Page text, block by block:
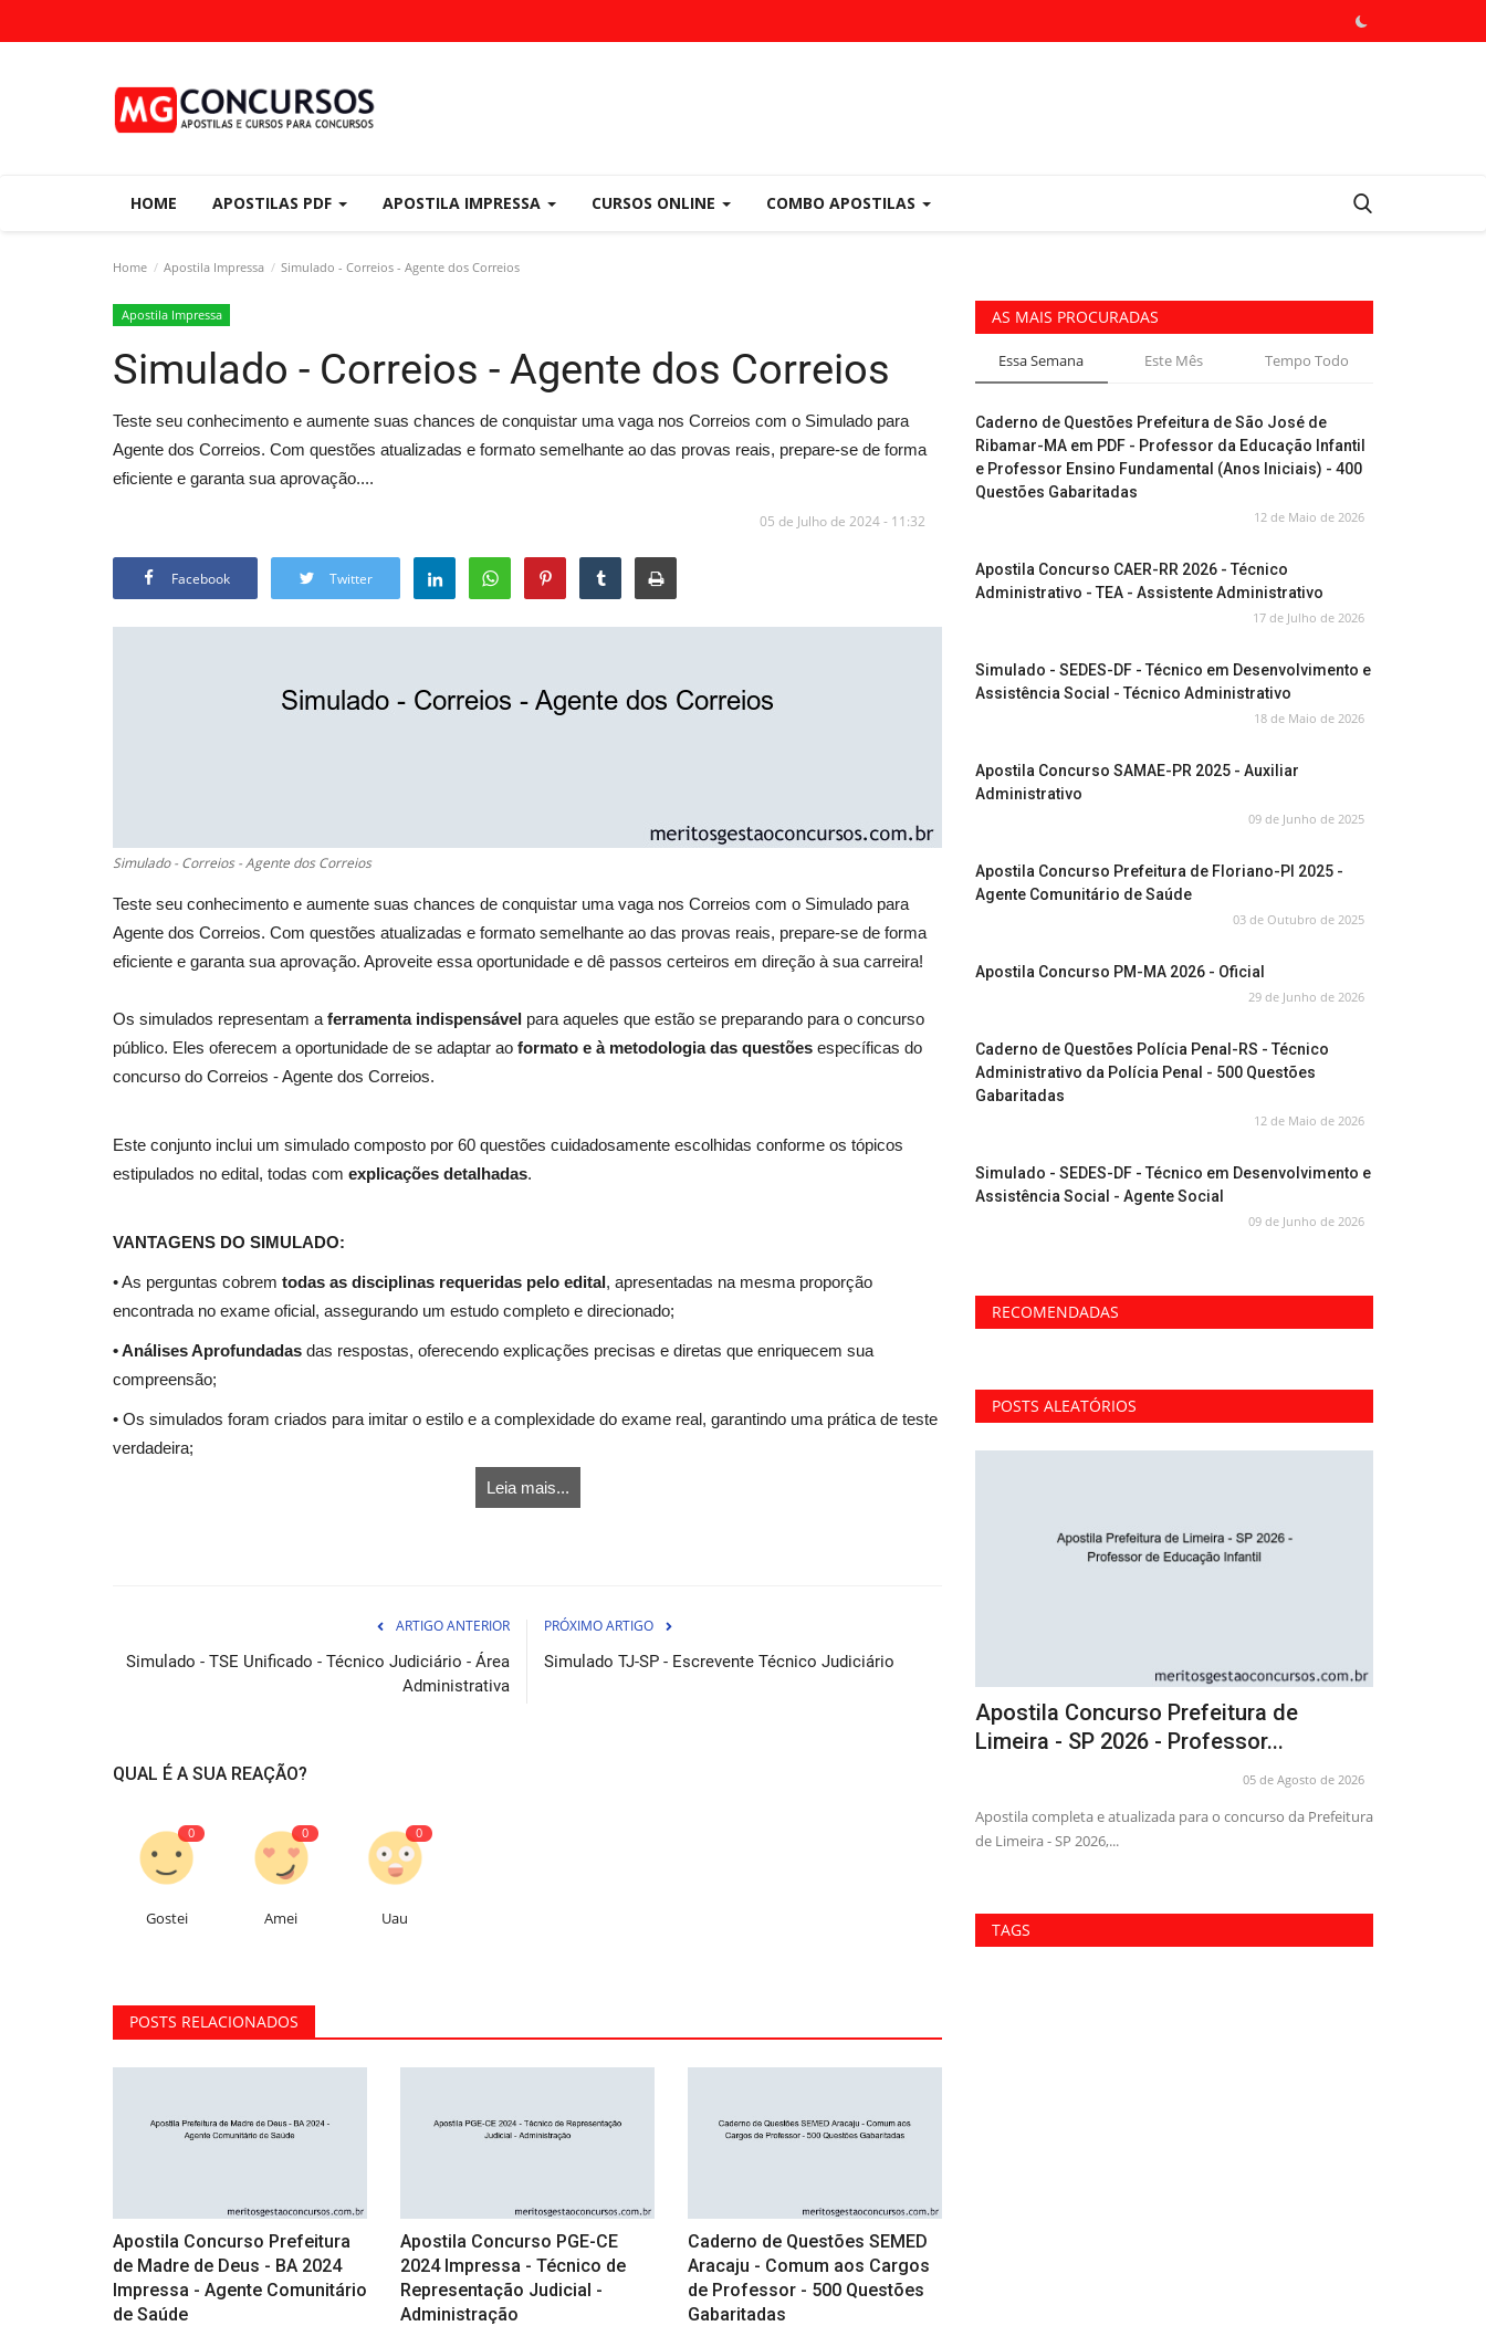
HOME APOSTILAS PDF APOSTILA IMPRESSA CURSOS ONLINE COMBO APOSTILAS
Home Apostila Impressa Simulado - Correios - Agente dos Correios
Apostila Impressa
Simulado - Correios - Agente dos Correios
Teste seu conhecimento e aumente suas chances de conquistar uma vaga nos Correios com o Simulado para
Agente dos Correios. Com questões atualizadas e formato semelhante ao das provas reais, prepare-se de forma
eficiente e garanta sua aprovação....
05 de Julho de 2024 - 11:32
Facebook Twitter
Simulado - Correios - Agente dos Correios
Teste seu conhecimento e aumente suas chances de conquistar uma vaga nos Correios com o Simulado para
Agente dos Correios. Com questões atualizadas e formato semelhante ao das provas reais, prepare-se de forma
eficiente e garanta sua aprovação. Aproveite essa oportunidade e dê passos certeiros em direção à sua carreira!
Os simulados representam a ferramenta indispensável para aqueles que estão se preparando para o concurso
público. Eles oferecem a oportunidade de se adaptar ao formato e à metodologia das questões específicas do
concurso do Correios - Agente dos Correios.
Este conjunto inclui um simulado composto por 60 questões cuidadosamente escolhidas conforme os tópicos
estipulados no edital, todas com explicações detalhadas.
VANTAGENS DO SIMULADO:
• As perguntas cobrem todas as disciplinas requeridas pelo edital, apresentadas na mesma proporção
encontrada no exame oficial, assegurando um estudo completo e direcionado;
• Análises Aprofundadas das respostas, oferecendo explicações precisas e diretas que enriquecem sua
compreensão;
• Os simulados foram criados para imitar o estilo e a complexidade do exame real, garantindo uma prática de teste
verdadeira;
Leia mais...
ARTIGO ANTERIOR
Simulado - TSE Unificado - Técnico Judiciário - Área
Administrativa
PRÓXIMO ARTIGO
Simulado TJ-SP - Escrevente Técnico Judiciário
QUAL É A SUA REAÇÃO?
0
Gostei
0
Amei
0
Uau
POSTS RELACIONADOS
Apostila Concurso Prefeitura
de Madre de Deus - BA 2024
Impressa - Agente Comunitário
de Saúde
Apostila Concurso PGE-CE
2024 Impressa - Técnico de
Representação Judicial -
Administração
Caderno de Questões SEMED
Aracaju - Comum aos Cargos
de Professor - 500 Questões
Gabaritadas
AS MAIS PROCURADAS
Essa Semana Este Mês Tempo Todo
Caderno de Questões Prefeitura de São José de
Ribamar-MA em PDF - Professor da Educação Infantil
e Professor Ensino Fundamental (Anos Iniciais) - 400
Questões Gabaritadas
12 de Maio de 2026
Apostila Concurso CAER-RR 2026 - Técnico
Administrativo - TEA - Assistente Administrativo
17 de Julho de 2026
Simulado - SEDES-DF - Técnico em Desenvolvimento e
Assistência Social - Técnico Administrativo
18 de Maio de 2026
Apostila Concurso SAMAE-PR 2025 - Auxiliar
Administrativo
09 de Junho de 2025
Apostila Concurso Prefeitura de Floriano-PI 2025 -
Agente Comunitário de Saúde
03 de Outubro de 2025
Apostila Concurso PM-MA 2026 - Oficial
29 de Junho de 2026
Caderno de Questões Polícia Penal-RS - Técnico
Administrativo da Polícia Penal - 500 Questões
Gabaritadas
12 de Maio de 2026
Simulado - SEDES-DF - Técnico em Desenvolvimento e
Assistência Social - Agente Social
09 de Junho de 2026
RECOMENDADAS
POSTS ALEATÓRIOS
Prefeitura de Limeira SP...
Apostila Concurso Prefeitura de
Limeira - SP 2026 - Secretário...
05 de Agosto de 2026
Acelere seus estudos e conquiste sua vaga de Secretário de
Escola na Prefeitura...
TAGS